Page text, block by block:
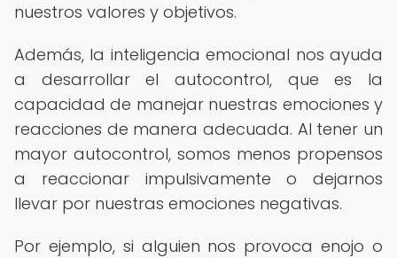
nuestros valores y objetivos.
Además, la inteligencia emocional nos ayuda
a desarrollar el autocontrol, que es la
capacidad de manejar nuestras emociones y
reacciones de manera adecuada. Al tener un
mayor autocontrol, somos menos propensos
a reaccionar impulsivamente o dejarnos
llevar por nuestras emociones negativas.
Por ejemplo, si alguien nos provoca enojo o